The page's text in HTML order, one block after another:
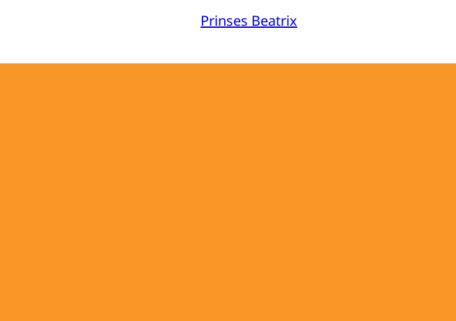
Prinses Beatrix